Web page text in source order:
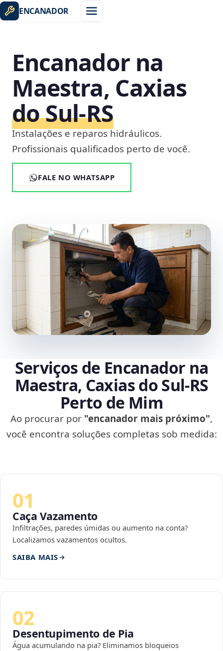
ENCANADOR
Encanador na
Maestra, Caxias
do Sul‑RS
Instalações e reparos hidráulicos.
Profissionais qualificados perto de você.
FALE NO WHATSAPP
Serviços de Encanador na
Maestra, Caxias do Sul‑RS
Perto de Mim
Ao procurar por "encanador mais próximo",
você encontra soluções completas sob medida:
01
Caça Vazamento
Infiltrações, paredes úmidas ou aumento na conta?
Localizamos vazamentos ocultos.
SAIBA MAIS
02
Desentupimento de Pia
Água acumulando na pia? Eliminamos bloqueios